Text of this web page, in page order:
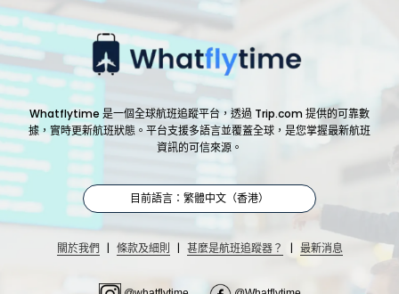
Whatflytime 是一個全球航班追蹤平台，透過 Trip.com 提供的可靠數
據，實時更新航班狀態。平台支援多語言並覆蓋全球，是您掌握最新航班
資訊的可信來源。
目前語言：繁體中文（香港）
關於我們 | 條款及細則 | 甚麼是航班追蹤器？ | 最新消息